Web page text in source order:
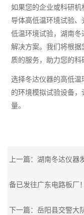
如果您的企业或科研
导体高低温环境试验
低温环境试验，湖南
解决方案。我们将根
质的服务，助力您的科
选择冬达仪器的高低
的环境模拟试验设备
量。
上一篇：湖南冬达仪器
备已发往广东电路板厂！
下一篇：岳阳县交警大